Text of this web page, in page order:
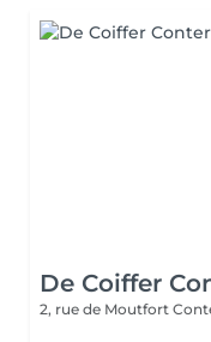
De Coiffer
2, rue de Moutfort